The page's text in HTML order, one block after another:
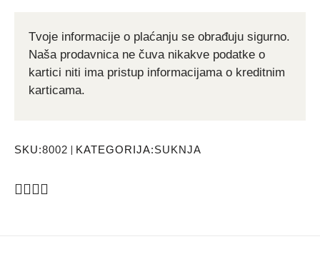
Tvoje informacije o plaćanju se obrađuju sigurno.
Naša prodavnica ne čuva nikakve podatke o
kartici niti ima pristup informacijama o kreditnim
karticama.
SKU:8002 KATEGORIJA:SUKNJA